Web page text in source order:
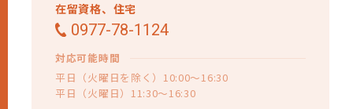
在留資格、 住宅
0977-78-1124
対応可能時間
平日（火曜日を除く）10:00～16:30
平日（火曜日）11:30～16:30